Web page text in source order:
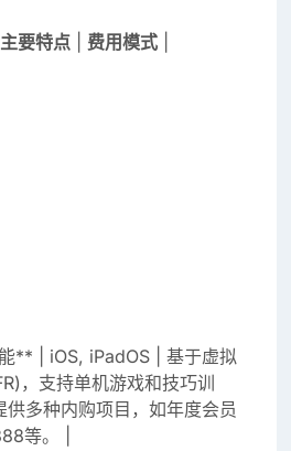
主要特点 费用模式
** | iOS, iPadOS | 基于虚拟
，支持单机游戏和技巧训
多种内购项目，如年度会员
等。 |